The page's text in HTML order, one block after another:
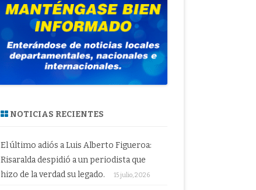
NOTICIAS RECIENTES
El último adiós a Luis Alberto Figueroa:
Risaralda despidió a un periodista que
hizo de la verdad su legado.
15 julio, 2026